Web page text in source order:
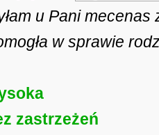
u Pani
w sprawie
zastrzeżeń